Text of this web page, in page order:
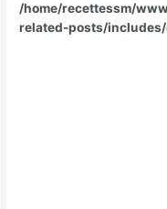
/home/recettessm/
related-posts/